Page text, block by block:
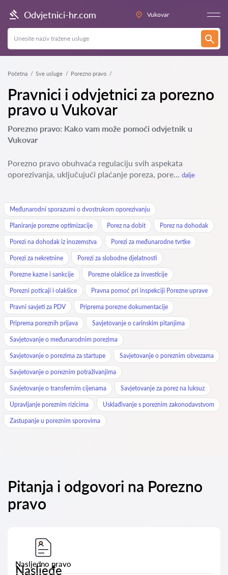
Odvjetnici-hr.com Vukovar
Početna Sve usluge Porezno pravo
Pravnici i odvjetnici za porezno
pravo u Vukovar
Porezno pravo: Kako vam može pomoći odvjetnik u
Vukovar
Porezno pravo obuhvaća regulaciju svih aspekata
oporezivanja, uključujući plaćanje poreza, pore... dalje
Međunarodni sporazumi o dvostrukom oporezivanju
Planiranje porezne optimizacije Porez na dobit Porez na dohodak
Porezi na dohodak iz inozemstva Porezi za međunarodne tvrtke
Porezi za nekretnine Porezi za slobodne djelatnosti
Porezne kazne i sankcije Porezne olakšice za investicije
Porezni poticaji i olakšice Pravna pomoć pri inspekciji Porezne uprave
Pravni savjeti za PDV Priprema porezne dokumentacije
Priprema poreznih prijava Savjetovanje o carinskim pitanjima
Savjetovanje o međunarodnim porezima
Savjetovanje o porezima za startupe Savjetovanje o poreznim obvezama
Savjetovanje o poreznim potraživanjima
Savjetovanje o transfernim cijenama Savjetovanje za porez na luksuz
Upravljanje poreznim rizicima Usklađivanje s poreznim zakonodavstvom
Zastupanje u poreznim sporovima
Pitanja i odgovori na Porezno
pravo
Nasljedno pravo
Nasljeđe